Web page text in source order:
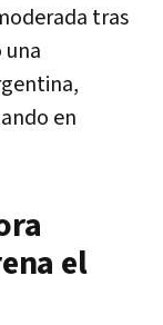
tras
una
en
el